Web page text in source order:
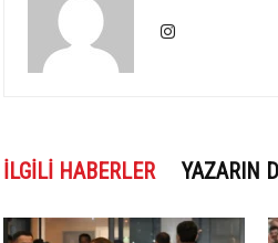
İLGILI HABERLER YAZARIN